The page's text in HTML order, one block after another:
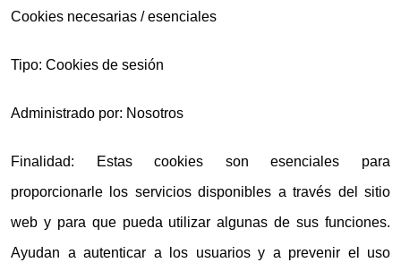
Cookies necesarias / esenciales
Tipo: Cookies de sesión
Administrado por: Nosotros
Finalidad: Estas cookies son esenciales para
proporcionarle los servicios disponibles a través del sitio
web y para que pueda utilizar algunas de sus funciones.
Ayudan a autenticar a los usuarios y a prevenir el uso